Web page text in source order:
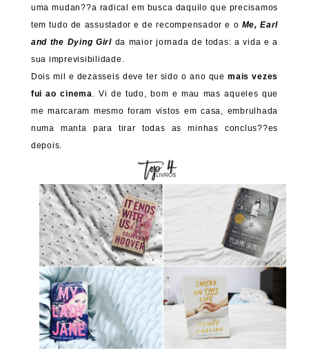
uma mudan??a radical em busca daquilo que precisamos
tem tudo de assustador e de recompensador e o Me, Earl
and the Dying Girlda maior jornada de todas: a vida e a
sua imprevisibilidade.
Dois mil e dezasseis deve ter sido o ano quemais vezes
fui ao cinema. Vi de tudo, bom e mau mas aqueles que
me marcaram mesmo foram vistos em casa, embrulhada
numa manta para tirar todas as minhas conclus??es
depois.